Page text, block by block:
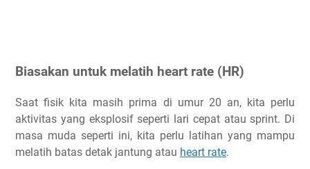
Biasakan untuk melatih heart rate (HR)
Saat fisik kita masih prima di umur 20 an, kita perlu
aktivitas yang eksplosif seperti lari cepat atau sprint. Di
masa muda seperti ini, kita perlu latihan yang mampu
melatih batas detak jantung atau heart rate.